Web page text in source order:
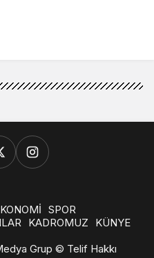
SPOR
KADROMUZ
KÜNYE
Grup © Telif Hakkı